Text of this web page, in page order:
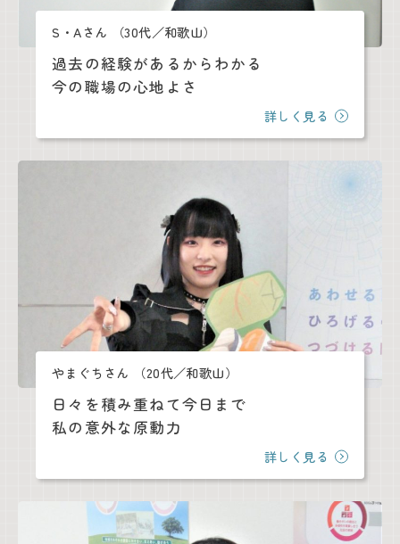
S・Aさん （30代／和歌山）
過去の経験があるからわかる
今の職場の心地よさ
詳しく見る
やまぐちさん （20代／和歌山）
日々を積み重ねて今日まで
私の意外な原動力
詳しく見る